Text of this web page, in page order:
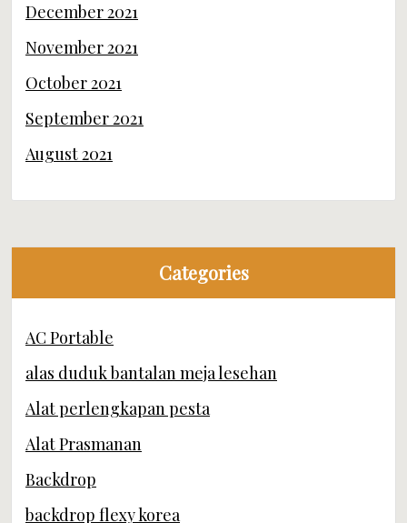
December 2021
November 2021
October 2021
September 2021
August 2021
Categories
AC Portable
alas duduk bantalan meja lesehan
Alat perlengkapan pesta
Alat Prasmanan
Backdrop
backdrop flexy korea